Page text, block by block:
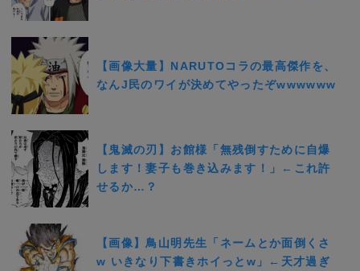
【画像大量】NARUTOコラの最高傑作を、
なんJ民のワイが決めてやったぞwwwwww
【鬼滅の刃】お館様「無残倒すために自爆
します！妻子も巻き込みます！」←これ許
せるか…？
【画像】鳥山明先生「ネームとか面倒くさ
w いきなり下書きホイっとw」←天才過ぎ